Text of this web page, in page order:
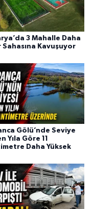
3 Mahalle Daha
Sahasına Kavuşuyor
Gölü’nde Seviye
Yıla Göre 11
Daha Yüksek